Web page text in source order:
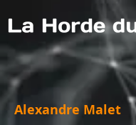
Alexandre Malet